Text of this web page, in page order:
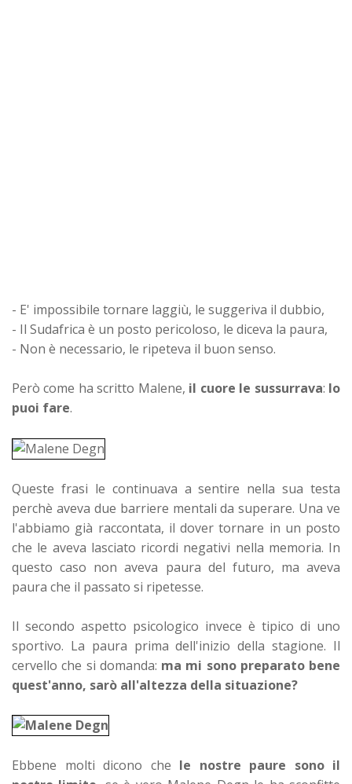
- E' impossibile tornare laggiù, le suggeriva il dubbio,
- Il Sudafrica è un posto pericoloso, le diceva la paura,
- Non è necessario, le ripeteva il buon senso.
Però come ha scritto Malene, il cuore le sussurrava: lo
puoi fare.
Queste frasi le continuava a sentire nella sua testa
perchè aveva due barriere mentali da superare. Una ve
l'abbiamo già raccontata, il dover tornare in un posto
che le aveva lasciato ricordi negativi nella memoria. In
questo caso non aveva paura del futuro, ma aveva
paura che il passato si ripetesse.
Il secondo aspetto psicologico invece è tipico di uno
sportivo. La paura prima dell'inizio della stagione. Il
cervello che si domanda: ma mi sono preparato bene
quest'anno, sarò all'altezza della situazione?
Ebbene molti dicono che le nostre paure sono il